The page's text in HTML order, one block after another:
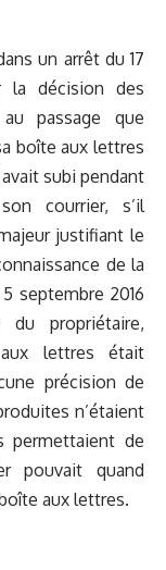
un arrêt du 17
la décision des
passage que
boîte aux lettres
subi pendant
courrier, s’il
justifiant le
de la
septembre 2016
du propriétaire,
lettres était
précision de
n’étaient
permettaient de
pouvait quand
aux lettres.